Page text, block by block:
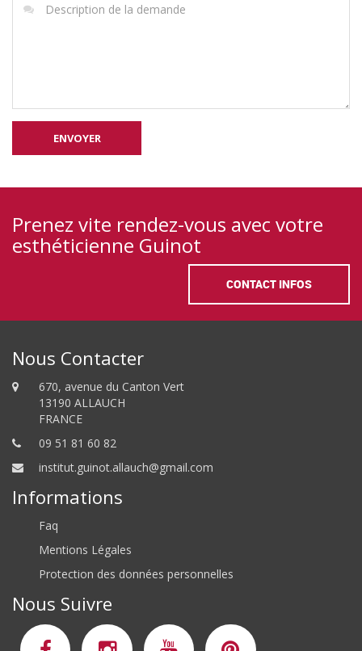
Prenez vite rendez-vous avec votre
esthéticienne Guinot
CONTACT INFOS
Nous Contacter
670, avenue du Canton Vert
13190 ALLAUCH
FRANCE
09 51 81 60 82
institut.guinot.allauch@gmail.com
Informations
Faq
Mentions Légales
Protection des données personnelles
Nous Suivre